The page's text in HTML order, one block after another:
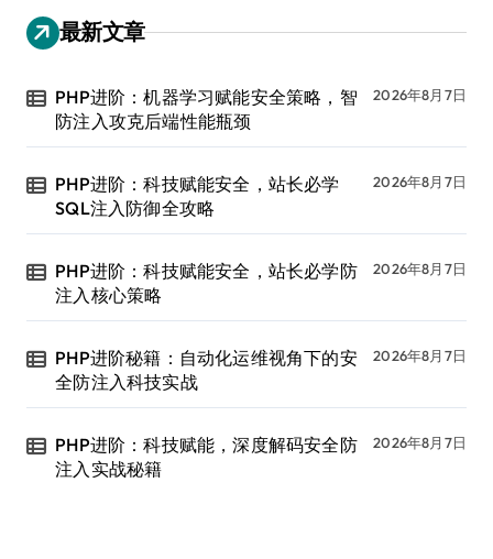
最新文章
PHP进阶：机器学习赋能安全策略，智
防注入攻克后端性能瓶颈
2026年8月7日
PHP进阶：科技赋能安全，站长必学
SQL注入防御全攻略
2026年8月7日
PHP进阶：科技赋能安全，站长必学防
注入核心策略
2026年8月7日
PHP进阶秘籍：自动化运维视角下的安
全防注入科技实战
2026年8月7日
PHP进阶：科技赋能，深度解码安全防
注入实战秘籍
2026年8月7日